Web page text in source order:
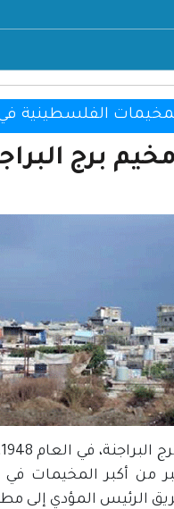
الفلسطينية في
مخيم برج
من أكبر المخيمات
الرئيس المؤدي إلى